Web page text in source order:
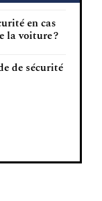
en cas
la voiture ?
de sécurité